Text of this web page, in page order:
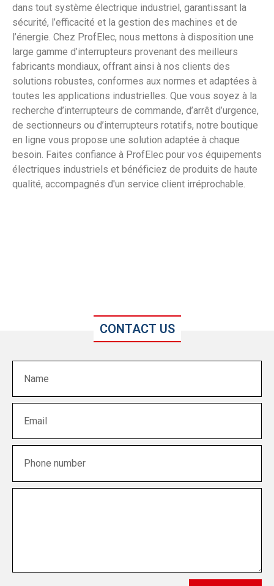
dans tout système électrique industriel, garantissant la
sécurité, l’efficacité et la gestion des machines et de
l’énergie. Chez ProfElec, nous mettons à disposition une
large gamme d’interrupteurs provenant des meilleurs
fabricants mondiaux, offrant ainsi à nos clients des
solutions robustes, conformes aux normes et adaptées à
toutes les applications industrielles. Que vous soyez à la
recherche d’interrupteurs de commande, d’arrêt d’urgence,
de sectionneurs ou d’interrupteurs rotatifs, notre boutique
en ligne vous propose une solution adaptée à chaque
besoin. Faites confiance à ProfElec pour vos équipements
électriques industriels et bénéficiez de produits de haute
qualité, accompagnés d'un service client irréprochable.
CONTACT US